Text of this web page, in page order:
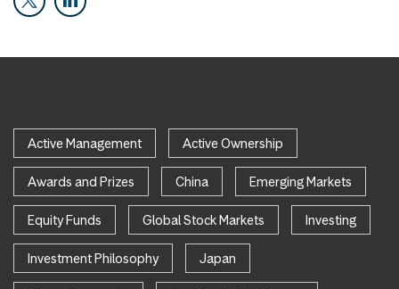
Active Management Active Ownership
Awards and Prizes China Emerging Markets
Equity Funds Global Stock Markets Investing
Investment Philosophy Japan